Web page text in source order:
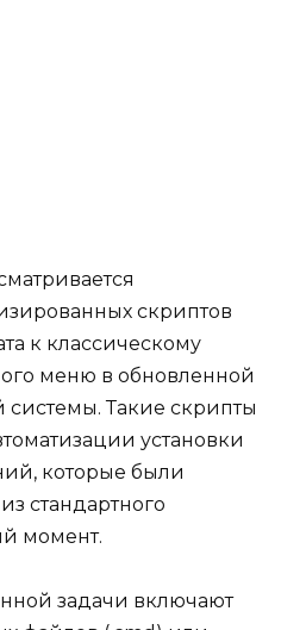
скриптов
к классическому
меню в обновленной
Такие скрипты
установки
которые были
стандартного
момент.
задачи включают